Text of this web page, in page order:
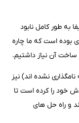
به طور کامل نابود
بوده است که ما چاره
ساخت آن نیاز داشتیم.
نشده اند) نیز
خود را کرده است تا
و راه حل های